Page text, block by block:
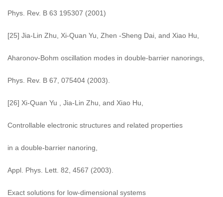
Phys. Rev. B 63 195307 (2001)
[25] Jia-Lin Zhu, Xi-Quan Yu, Zhen -Sheng Dai, and Xiao Hu,
Aharonov-Bohm oscillation modes in double-barrier nanorings,
Phys. Rev. B 67, 075404 (2003).
[26] Xi-Quan Yu , Jia-Lin Zhu, and Xiao Hu,
Controllable electronic structures and related properties
in a double-barrier nanoring,
Appl. Phys. Lett. 82, 4567 (2003).
Exact solutions for low-dimensional systems